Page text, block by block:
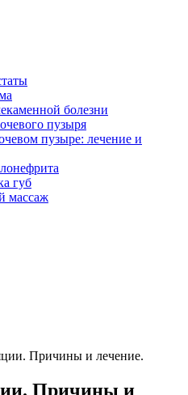
болезни
пузыря
пузыре: лечение и
губ
массаж
Причины и лечение.
Причины и